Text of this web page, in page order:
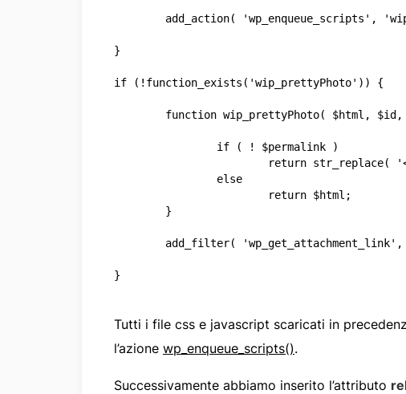
}
if (!function_exists('wip_prettyPhoto')) {
}
Tutti i file css e javascript scaricati in
l’azione wp_enqueue_scripts().
Successivamente abbiamo inserito l’attributo